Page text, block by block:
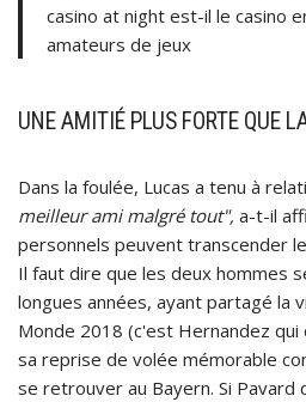
casino at night est-il le casino
amateurs de jeux
UNE AMITIÉ PLUS FORTE QUE
Dans la foulée, Lucas a tenu à
meilleur ami malgré tout", a-t-il
personnels peuvent transcender
Il faut dire que les deux hommes
longues années, ayant partagé la
Monde 2018 (c'est Hernandez
sa reprise de volée mémorable
se retrouver au Bayern. Si Pavard